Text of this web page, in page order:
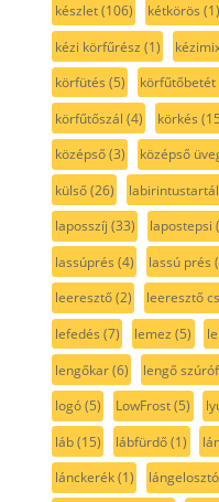
készlet(106) kétkörös (1)
kézi körfűrész (1)
körfütés (5) körfűtőbetét
körfűtőszál (4) körkés
középső(3) középső
külső(26)
laposszíj (33) lapostepsi
lassúprés (4) lassú prés
leeresztő(2) leeresztő
lefedés (7) lemez (5)
lengőkar(6) lengő
logó(5) LowFrost(5)
láb(15) lábfürdő(1)
lánckerék(1) lángelosztó